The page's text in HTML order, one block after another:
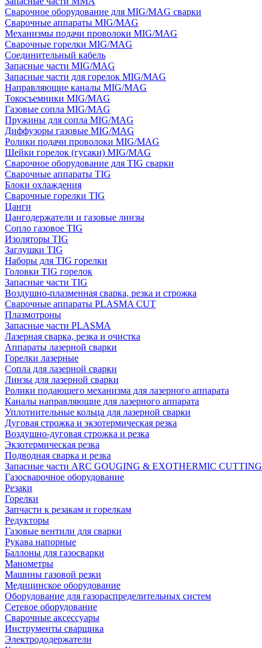
Сварочное оборудование для MIG/MAG сварки
Сварочные аппараты MIG/MAG
Механизмы подачи проволоки MIG/MAG
Сварочные горелки MIG/MAG
Соединительный кабель
Запасные части MIG/MAG
Запасные части для горелок MIG/MAG
Направляющие каналы MIG/MAG
Токосъемники MIG/MAG
Газовые сопла MIG/MAG
Пружины для сопла MIG/MAG
Диффузоры газовые MIG/MAG
Ролики подачи проволоки MIG/MAG
Шейки горелок (гусаки) MIG/MAG
Сварочное оборудование для TIG сварки
Сварочные аппараты TIG
Блоки охлаждения
Сварочные горелки TIG
Цанги
Цангодержатели и газовые линзы
Сопло газовое TIG
Изоляторы TIG
Заглушки TIG
Наборы для TIG горелки
Головки TIG горелок
Запасные части TIG
Воздушно-плазменная сварка, резка и строжка
Сварочные аппараты PLASMA CUT
Плазмотроны
Запасные части PLASMA
Лазерная сварка, резка и очистка
Аппараты лазерной сварки
Горелки лазерные
Сопла для лазерной сварки
Линзы для лазерной сварки
Ролики подающего механизма для лазерного аппарата
Каналы направляющие для лазерного аппарата
Уплотнительные кольца для лазерной сварки
Дуговая строжка и экзотермическая резка
Воздушно-дуговая строжка и резка
Экзотермическая резка
Подводная сварка и резка
Запасные части ARC GOUGING & EXOTHERMIC CUTTING
Газосварочное оборудование
Резаки
Горелки
Запчасти к резакам и горелкам
Редукторы
Газовые вентили для сварки
Рукава напорные
Баллоны для газосварки
Манометры
Машины газовой резки
Медицинское оборудование
Оборудование для газораспределительных систем
Сетевое оборудование
Сварочные аксессуары
Инструменты сварщика
Электрододержатели